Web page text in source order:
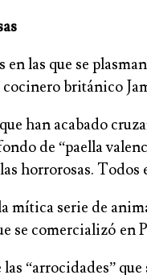
en las que se
británico
han acabado
de “paella
horrorosas. Todos
mítica serie de
se comercializó en
“arrocidades”